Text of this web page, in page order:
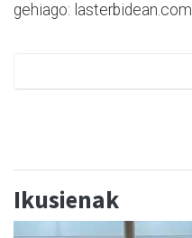
gehiago: lasterbidean.com
Ikusienak